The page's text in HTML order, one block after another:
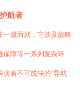
航者
一蹴而就，它涉及战略
保障等一系列复杂环
演着不可或缺的“导航